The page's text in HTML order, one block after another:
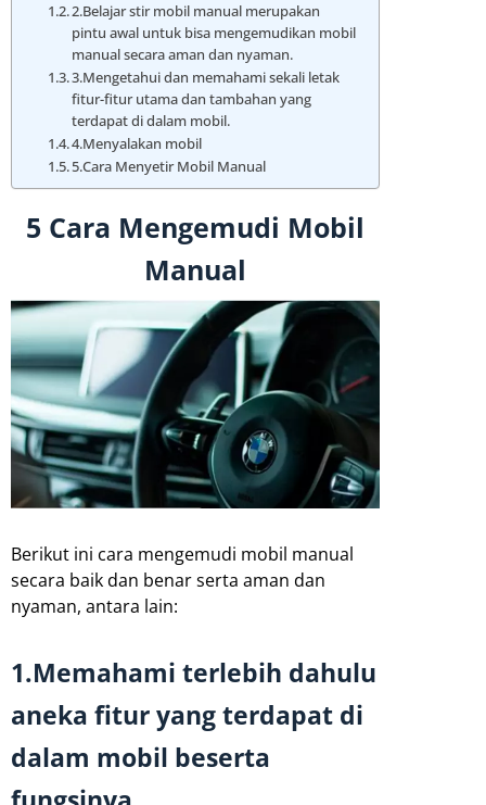
2.Belajar stir mobil manual merupakan
pintu awal untuk bisa mengemudikan mobil
manual secara aman dan nyaman.
3.Mengetahui dan memahami sekali letak
fitur-fitur utama dan tambahan yang
terdapat di dalam mobil.
4.Menyalakan mobil
5.Cara Menyetir Mobil Manual
5 Cara Mengemudi Mobil
Manual
Berikut ini cara mengemudi mobil manual
secara baik dan benar serta aman dan
nyaman, antara lain:
1.Memahami terlebih dahulu
aneka fitur yang terdapat di
dalam mobil beserta